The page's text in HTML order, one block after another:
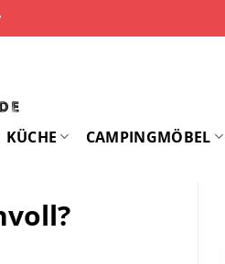
KÜCHE CAMPINGMÖBEL